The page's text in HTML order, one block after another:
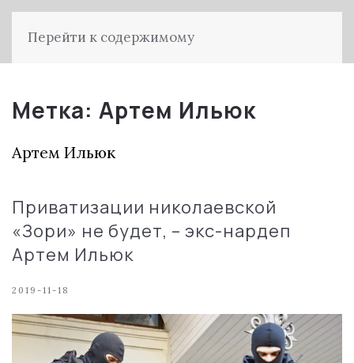
Перейти к содержимому
Метка: Артем Ильюк
Артем Ильюк
Приватизации николаевской
«Зори» не будет, – экс-нардеп
Артем Ильюк
2019-11-18